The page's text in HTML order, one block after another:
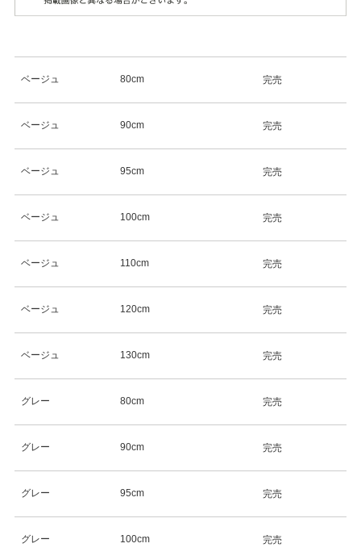
ベージュ 80cm 完売
ベージュ 90cm 完売
ベージュ 95cm 完売
ベージュ 100cm 完売
ベージュ 110cm 完売
ベージュ 120cm 完売
ベージュ 130cm 完売
グレー 80cm 完売
グレー 90cm 完売
グレー 95cm 完売
グレー 100cm 完売